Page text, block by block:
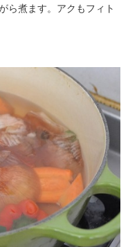
ら煮ます。アクもフィト